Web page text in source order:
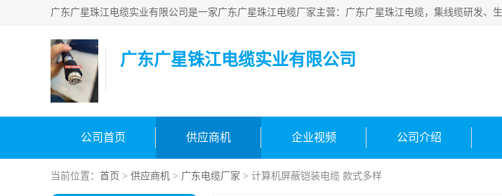
广东广星铢江电缆实业有限公司
公司首页 供应商机 企业视频 公司介绍
当前位置： 首页 > 供应商机 > 广东电缆厂家 > 计算机屏蔽铠装电缆 款式多样